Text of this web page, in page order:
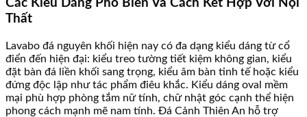
Các Kiểu Dáng Phổ Biến Và Cách Kết Hợp Với Nội
Thất
Lavabo đá nguyên khối hiện nay có đa dạng kiểu dáng từ cổ
điển đến hiện đại: kiểu treo tường tiết kiệm không gian, kiểu
đặt bàn đá liền khối sang trọng, kiểu âm bàn tinh tế hoặc kiểu
đứng độc lập như tác phẩm điêu khắc. Kiểu dáng oval mềm
mại phù hợp phòng tắm nữ tính, chữ nhật góc cạnh thể hiện
phong cách mạnh mẽ nam tính. Đá Cảnh Thiên An hỗ trợ